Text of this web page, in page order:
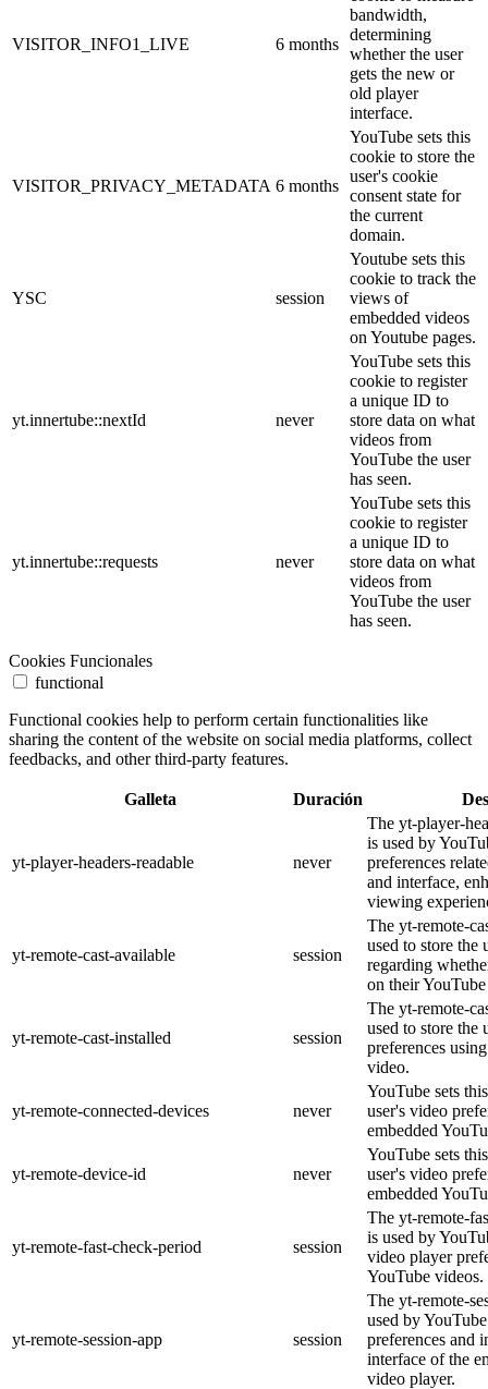
VISITOR_INFO1_LIVE 6 months
bandwidth,
determining
whether the user
gets the new or
old player
interface.
VISITOR_PRIVACY_METADATA 6 months
YouTube sets this
cookie to store the
user's cookie
consent state for
the current
domain.
YSC session
Youtube sets this
cookie to track the
views of
embedded videos
on Youtube pages.
yt.innertube::nextId never
YouTube sets this
cookie to register
a unique ID to
store data on what
videos from
YouTube the user
has seen.
yt.innertube::requests never
YouTube sets this
cookie to register
a unique ID to
store data on what
videos from
YouTube the user
has seen.
Cookies Funcionales
functional
Functional cookies help to perform certain functionalities like
sharing the content of the website on social media platforms, collect
feedbacks, and other third-party features.
Galleta Duración
yt-player-headers-readable never
The yt-player-
is used by
preferences
and interface,
viewing
yt-remote-cast-available session
The yt-remote-
used to store the
regarding
on their
yt-remote-cast-installed session
The yt-remote-
used to store the
preferences
video.
yt-remote-connected-devices never
YouTube sets
user's video
embedded
yt-remote-device-id never
YouTube sets
user's video
embedded
yt-remote-fast-check-period session
The yt-remote-
is used by
video player
YouTube videos.
yt-remote-session-app session
The yt-remote-
used by
preferences and
interface of the
video player.